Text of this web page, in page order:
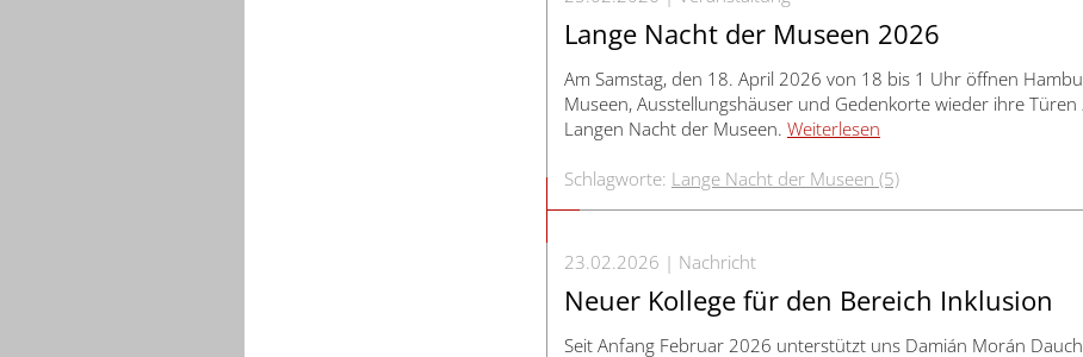
Lange Nacht der Museen 2026
Am Samstag, den 18. April 2026 von 18 bis 1 Uhr öffnen
Museen, Ausstellungshäuser und Gedenkorte wieder ihre Türen
Langen Nacht der Museen. Weiterlesen
Schlagworte: Lange Nacht der Museen (5)
23.02.2026 Nachricht
Neuer Kollege für den Bereich Inklusion
Seit Anfang Februar 2026 unterstützt uns Damián Morán